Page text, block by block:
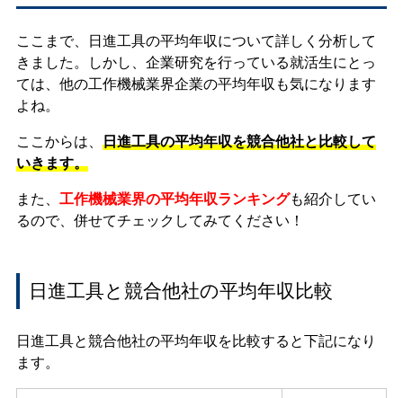
ここまで、日進工具の平均年収について詳しく分析して
きました。しかし、企業研究を行っている就活生にとっ
ては、他の工作機械業界企業の平均年収も気になります
よね。
ここからは、 日進工具の平均年収を競合他社と比較して
いきます。
また、 工作機械業界の平均年収ランキングも紹介してい
るので、併せてチェックしてみてください！
日進工具と競合他社の平均年収比較
日進工具と競合他社の平均年収を比較すると下記になり
ます。